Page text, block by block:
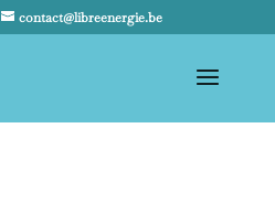
contact@libreenergie.be